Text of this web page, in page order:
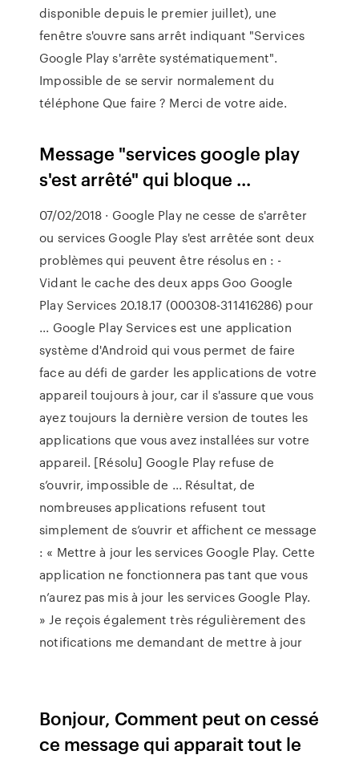
disponible depuis le premier juillet), une
fenêtre s'ouvre sans arrêt indiquant "Services
Google Play s'arrête systématiquement".
Impossible de se servir normalement du
téléphone Que faire ? Merci de votre aide.
Message "services google play
s'est arrêté" qui bloque ...
07/02/2018 · Google Play ne cesse de s'arrêter
ou services Google Play s'est arrêtée sont deux
problèmes qui peuvent être résolus en : -
Vidant le cache des deux apps Goo Google
Play Services 20.18.17 (000308-311416286) pour
... Google Play Services est une application
système d'Android qui vous permet de faire
face au défi de garder les applications de votre
appareil toujours à jour, car il s'assure que vous
ayez toujours la dernière version de toutes les
applications que vous avez installées sur votre
appareil. [Résolu] Google Play refuse de
s’ouvrir, impossible de ... Résultat, de
nombreuses applications refusent tout
simplement de s’ouvrir et affichent ce message
: « Mettre à jour les services Google Play. Cette
application ne fonctionnera pas tant que vous
n’aurez pas mis à jour les services Google Play.
» Je reçois également très régulièrement des
notifications me demandant de mettre à jour
Bonjour, Comment peut on cessé
ce message qui apparait tout le